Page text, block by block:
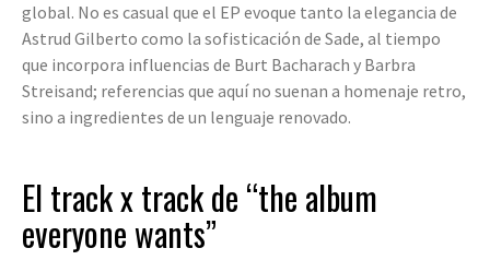
global. No es casual que el EP evoque tanto la elegancia de
Astrud Gilberto como la sofisticación de Sade, al tiempo
que incorpora influencias de Burt Bacharach y Barbra
Streisand; referencias que aquí no suenan a homenaje retro,
sino a ingredientes de un lenguaje renovado.
El track x track de “the album
everyone wants”